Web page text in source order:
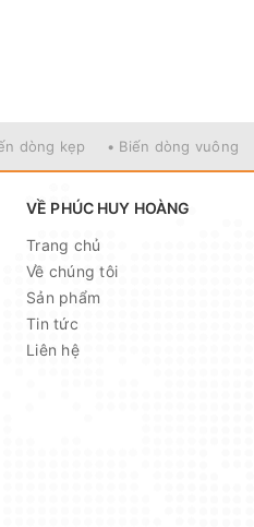
dòng kẹp • Biến dòng vuông
VỀ PHÚC HUY HOÀNG
Trang chủ
Về chúng tôi
Sản phẩm
Tin tức
Liên hệ